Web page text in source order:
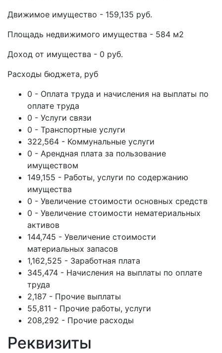
Движимое имущество - 159,135 руб.
Площадь недвижимого имущества - 584 м2
Доход от имущества - 0 руб.
Расходы бюджета, руб
0 - Оплата труда и начисления на выплаты по
оплате труда
0 - Услуги связи
0 - Транспортные услуги
322,564 - Коммунальные услуги
0 - Арендная плата за пользование
имуществом
149,155 - Работы, услуги по содержанию
имущества
0 - Увеличение стоимости основных средств
0 - Увеличение стоимости нематериальных
активов
144,745 - Увеличение стоимости
материальных запасов
1,162,525 - Заработная плата
345,474 - Начисления на выплаты по оплате
труда
2,187 - Прочие выплаты
55,811 - Прочие работы, услуги
208,292 - Прочие расходы
Реквизиты